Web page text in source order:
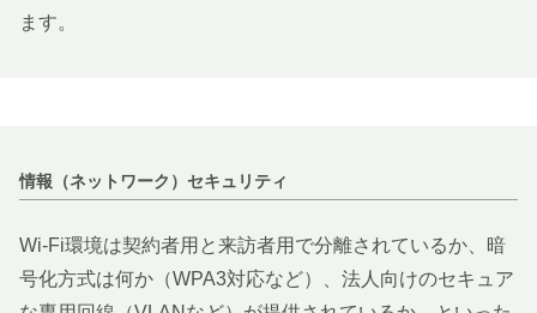
ます。
情報（ネットワーク）セキュリティ
Wi-Fi環境は契約者用と来訪者用で分離されているか、暗
号化方式は何か（WPA3対応など）、法人向けのセキュア